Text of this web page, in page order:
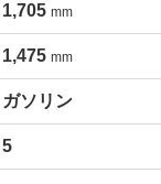
1,705 mm
1,475 mm
ガソリン
5